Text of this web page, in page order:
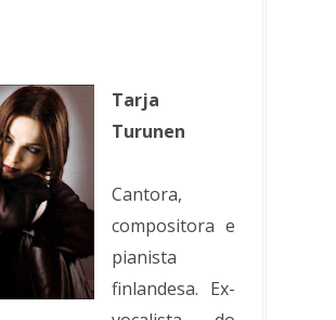
Tarja
Turunen
Cantora,
compositora e
pianista
finlandesa. Ex-